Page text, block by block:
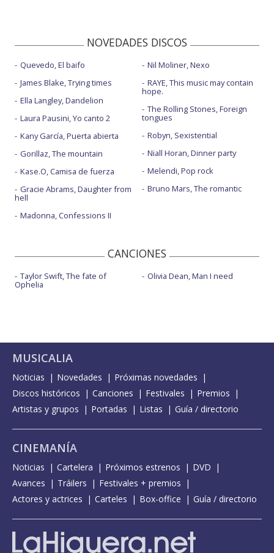
NOVEDADES DISCOS
Quevedo, El baifo
James Blake, Trying times
Ella Langley, Dandelion
Laura Pausini, Yo canto 2
Kany García, Puerta abierta
Gorillaz, The mountain
Kase.O, Camisa de fuerza
Gracie Abrams, Daughter from
hell
Madonna, Confessions II
Nil Moliner, Nexo
RAYE, This music may contain
hope.
The Rolling Stones, Foreign
tongues
Robyn, Sexistential
Niall Horan, Dinner party
Melendi, Pop rock
Bruno Mars, The romantic
CANCIONES
Taylor Swift, The fate of
Ophelia
Olivia Dean, Man I need
MUSICALIA
Noticias Novedades
Próximas novedades
Discos históricos
Canciones Festivales
Premios
Artistas y grupos
Portadas Listas Guía / directorio
CINEMANÍA
Noticias Cartelera Próximos estrenos
DVD
Avances
Tráilers
Festivales + premios
Actores y actrices
Carteles Box-office Guía / directorio